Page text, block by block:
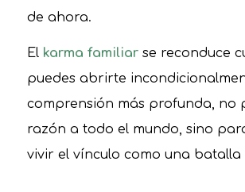
de ahora.
El karma familiarse reconduce
puedes abrirte
comprensión más profunda, no
razón a todo el mundo, sino
vivir el vínculo como una batalla